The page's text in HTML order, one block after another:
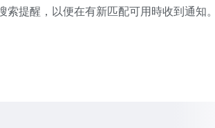
索提醒，以便在有新匹配可用時收到通知